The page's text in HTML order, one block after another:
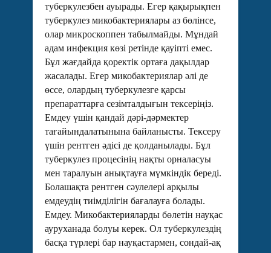
туберкулезбен ауырады. Егер қақырықпен
туберкулез микобактериялары аз бөлінсе,
олар микроскоппен табылмайды. Мұндай
адам инфекция көзі ретінде қауіпті емес.
Бұл жағдайда қоректік ортаға дақылдар
жасалады. Егер микобактериялар әлі де
өссе, олардың туберкулезге қарсы
препараттарға сезімталдығын тексеріңіз.
Емдеу үшін қандай дәрі-дәрмектер
тағайындалатынына байланысты. Тексеру
үшін рентген әдісі де қолданылады. Бұл
туберкулез процесінің нақты орналасуы
мен таралуын анықтауға мүмкіндік береді.
Болашақта рентген сәулелері арқылы
емдеудің тиімділігін бағалауға болады.
Емдеу. Микобактерияларды бөлетін науқас
ауруханада болуы керек. Ол туберкулездің
басқа түрлері бар науқастармен, сондай-ақ